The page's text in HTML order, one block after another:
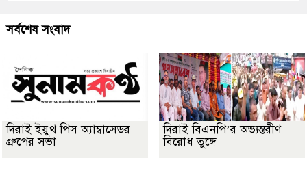
সর্বশেষ সংবাদ
দিরাই ইয়ুথ পিস অ্যাম্বাসেডর
গ্রুপের সভা
দিরাই বিএনপি’র অভ্যন্তরীণ
বিরোধ তুঙ্গে